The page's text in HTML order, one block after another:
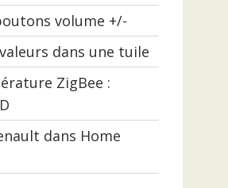
volume +/-
dans une tuile
ZigBee :
dans Home